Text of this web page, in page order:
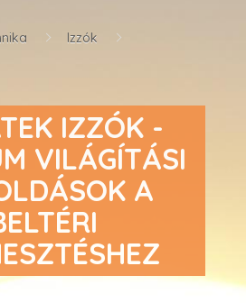
Izzók
IZZÓK -
VILÁGÍTÁSI
A